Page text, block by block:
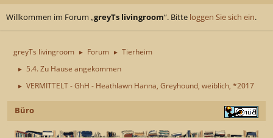
Willkommen im Forum „greyTs livingroom“. Bitte loggen Sie sich ein.
greyTs livingroom ► Forum ► Tierheim
► 5.4. Zu Hause angekommen
► VERMITTELT - GhH - Heathlawn Hanna, Greyhound, weiblich, *2017
Büro